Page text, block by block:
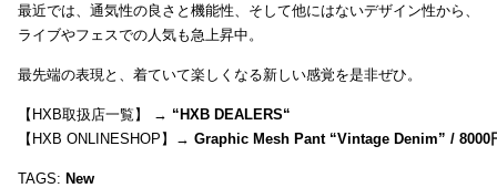
最近では、通気性の良さと機能性、そして他にはないデザイン性から、
ライブやフェスでの人気も急上昇中。
最先端の表現と、着ていて楽しくなる新しい感覚を是非ぜひ。
【HXB取扱店一覧】 → “HXB DEALERS“
【HXB ONLINESHOP】→ Graphic Mesh Pant “Vintage Denim” / 8000
TAGS: New